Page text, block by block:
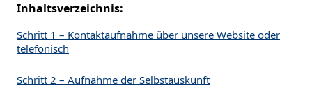
Inhaltsverzeichnis:
Schritt 1 – Kontaktaufnahme über unsere Website oder
telefonisch
Schritt 2 – Aufnahme der Selbstauskunft